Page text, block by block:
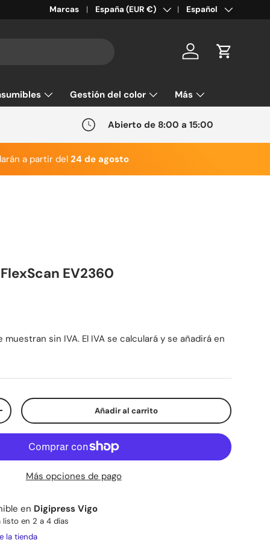
Marcas País/Región
España (EUR €) IdiomaEspañol
Cuenta Carrito
Gestión del color Más
Abierto de 8:00 a 15:00
a partir del 24 de agosto
EV2360
sin IVA. El IVA se calculará y se añadirá en
la cantidad Añadir al carrito
Más opciones de pago
en Digipress Vigo
listo en 2 a 4 días
la tienda